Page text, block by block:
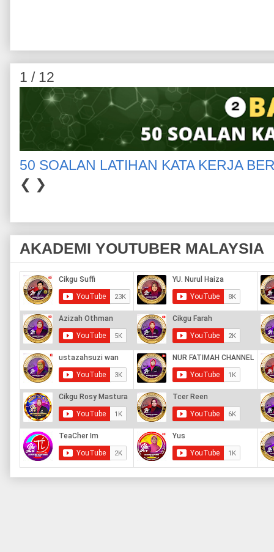
1 / 12
50 SOALAN LATIHAN KATA KERJA
❮ ❯
AKADEMI YOUTUBER MALAYSIA